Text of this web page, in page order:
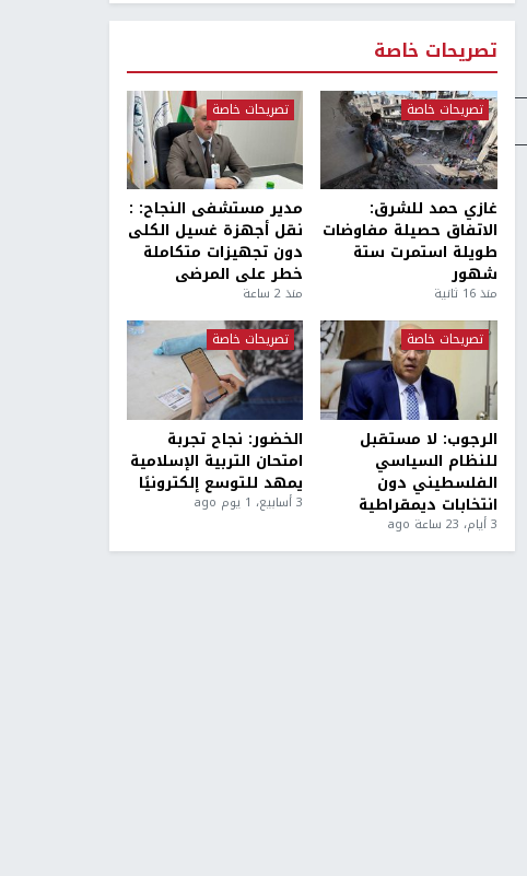
تصريحات خاصة
تصريحات خاصة
غازي حمد للشرق:
الاتفاق حصيلة مفاوضات
طويلة استمرت ستة
شهور
منذ 16 ثانية
تصريحات خاصة
مدير مستشفى النجاح: :
نقل أجهزة غسيل الكلى
دون تجهيزات متكاملة
خطر على المرضى
منذ 2 ساعة
تصريحات خاصة
الرجوب: لا مستقبل
للنظام السياسي
الفلسطيني دون
انتخابات ديمقراطية
3 أيام، 23 ساعة ago
تصريحات خاصة
الخضور: نجاح تجربة
امتحان التربية الإسلامية
يمهد للتوسع إلكترونيًا
3 أسابيع، 1 يوم ago